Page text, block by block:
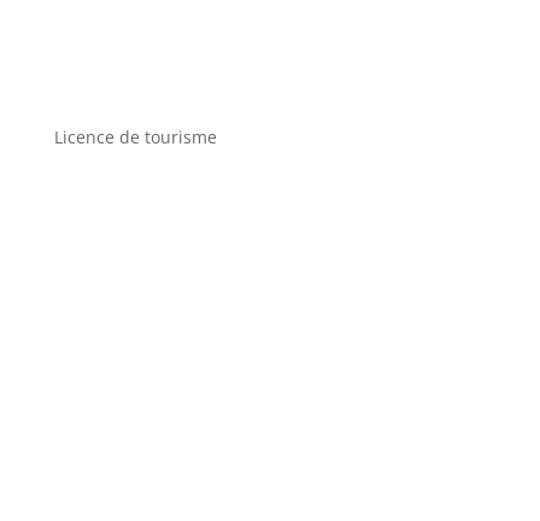
Licence de tourisme